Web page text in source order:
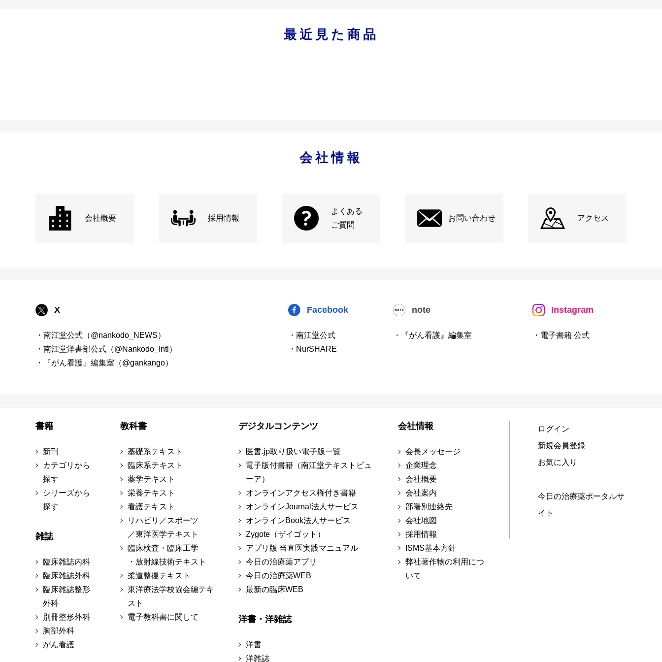
最近見た商品
会社情報
会社概要 採用情報
よくある
ご質問
お問い合わせ アクセス
X
・南江堂公式（@nankodo_NEWS）
・南江堂洋書部公式（@Nankodo_Intl）
・『がん看護』編集室（@gankango）
Facebook
・南江堂公式
・NurSHARE
note
・『がん看護』編集室
Instagram
・電子書籍 公式
書籍
新刊
カテゴリから
探す
シリーズから
探す
雑誌
臨床雑誌内科
臨床雑誌外科
臨床雑誌整形
外科
別冊整形外科
胸部外科
がん看護
教科書
基礎系テキスト
臨床系テキスト
薬学テキスト
栄養テキスト
看護テキスト
リハビリ／スポーツ
／東洋医学テキスト
臨床検査・臨床工学
・放射線技術テキスト
柔道整復テキスト
東洋療法学校協会編テキ
スト
電子教科書に関して
デジタルコンテンツ
医書.jp取り扱い電子版一覧
電子版付書籍（南江堂テキストビュ
ーア）
オンラインアクセス権付き書籍
オンラインJournal法人サービス
オンラインBook法人サービス
Zygote（ザイゴット）
アプリ版 当直医実践マニュアル
今日の治療薬アプリ
今日の治療薬WEB
最新の臨床WEB
洋書・洋雑誌
洋書
洋雑誌
会社情報
会長メッセージ
企業理念
会社概要
会社案内
部署別連絡先
会社地図
採用情報
ISMS基本方針
弊社著作物の利用につ
いて
ログイン
新規会員登録
お気に入り
今日の治療薬ポータルサ
イト